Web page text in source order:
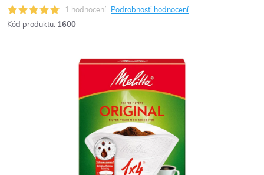
1 hodnocení Podrobnosti hodnocení
Kód produktu: 1600